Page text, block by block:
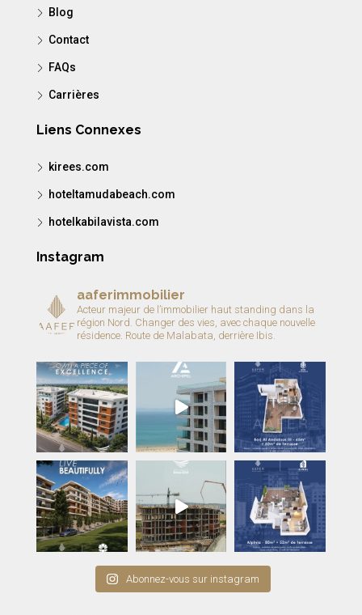
Blog
Contact
FAQs
Carrières
Liens Connexes
kirees.com
hoteltamudabeach.com
hotelkabilavista.com
Instagram
aaferimmobilier
Acteur majeur de l’immobilier haut standing dans la
région Nord. Changer des vies, avec chaque nouvelle
résidence. Route de Malabata, derrière Ibis.
Abonnez-vous sur instagram